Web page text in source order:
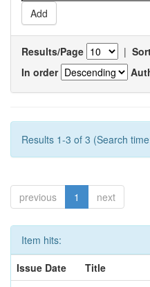
Results/Page |
In order
Results 1-3 of 3 (Search
previous 1 next
Item hits:
Issue Date
Title